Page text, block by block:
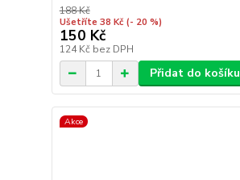
188 Kč
Ušetříte 38 Kč (- 20 %)
150 Kč
124 Kč bez DPH
Přidat do košíku
Akce